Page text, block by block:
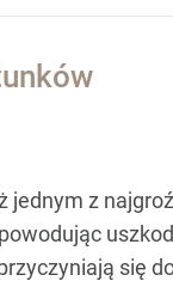
z
się